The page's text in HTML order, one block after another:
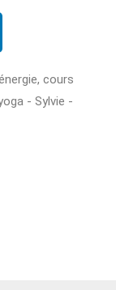
cours
- Sylvie -